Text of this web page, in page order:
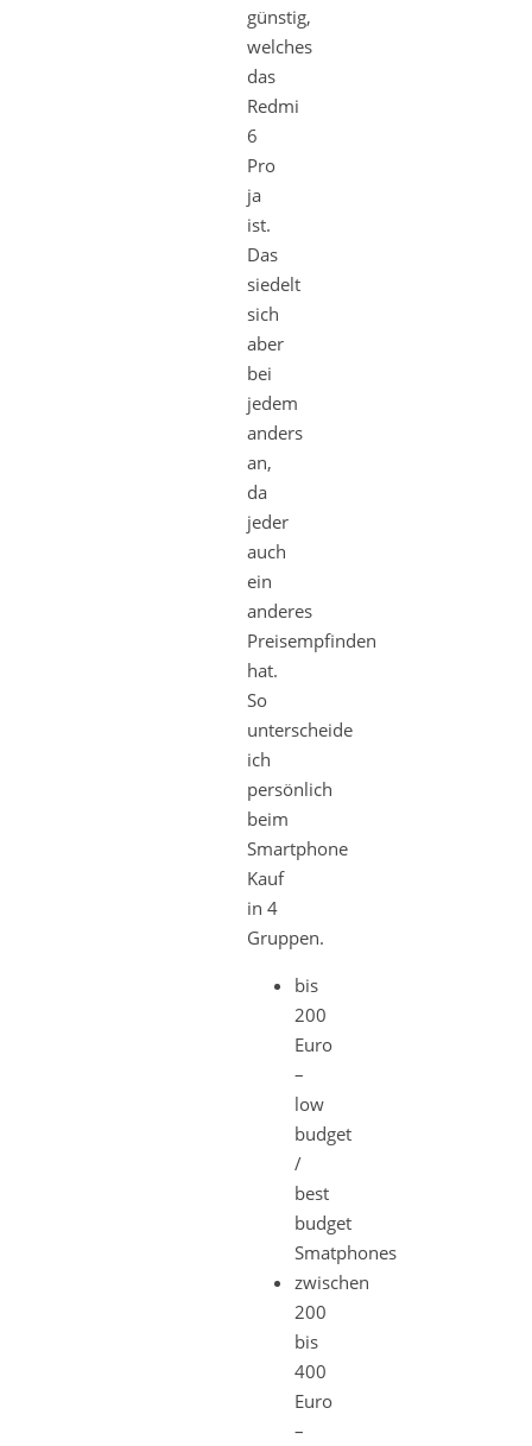
günstig,
welches
das
Redmi
6
Pro
ja
ist.
Das
siedelt
sich
aber
bei
jedem
anders
an,
da
jeder
auch
ein
anderes
Preisempfinden
hat.
So
unterscheide
ich
persönlich
beim
Smartphone
Kauf
in 4
Gruppen.
bis
200
Euro
–
low
budget
/
best
budget
Smatphones
zwischen
200
bis
400
Euro
–